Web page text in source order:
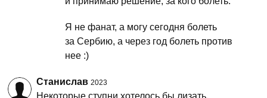
Я не фанат, а могу сегодня болеть
за Сербию, а через год болеть против
нее :)
Станислав 2023